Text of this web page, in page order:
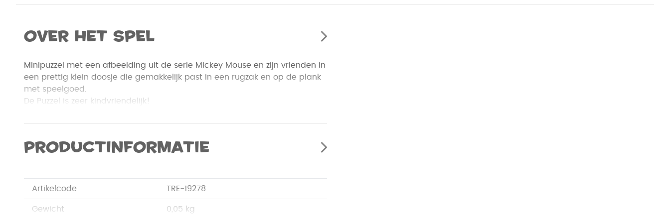
Over het spel
Minipuzzel met een afbeelding uit de serie Mickey Mouse en zijn vrienden in
een prettig klein doosje die gemakkelijk past in een rugzak en op de plank
met speelgoed.
De Puzzel is zeer kindvriendelijk!
Productinformatie
Artikelcode TRE-19278
Gewicht 0,05 kg